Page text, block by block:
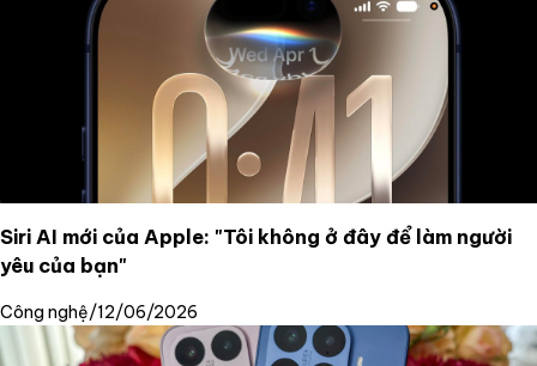
Siri AI mới của Apple: "Tôi không ở đây để làm người
yêu của bạn"
Công nghệ/12/06/2026